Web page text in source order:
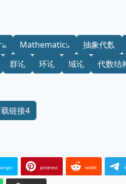
Mathematics 抽象代数
群论
环论 域论 代数结
链接4
pinterest reddit